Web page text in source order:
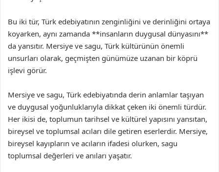
Bu iki tür, Türk edebiyatının zenginliğini ve derinliğini ortaya
koyarken, aynı zamanda **insanların duygusal dünyasını**
da yansıtır. Mersiye ve sagu, Türk kültürünün önemli
unsurları olarak, geçmişten günümüze uzanan bir köprü
işlevi görür.
Mersiye ve sagu, Türk edebiyatında derin anlamlar taşıyan
ve duygusal yoğunluklarıyla dikkat çeken iki önemli türdür.
Her ikisi de, toplumun tarihsel ve kültürel yapısını yansıtan,
bireysel ve toplumsal acıları dile getiren eserlerdir. Mersiye,
bireysel kayıpların ve acıların ifadesi olurken, sagu
toplumsal değerleri ve anıları yaşatır.